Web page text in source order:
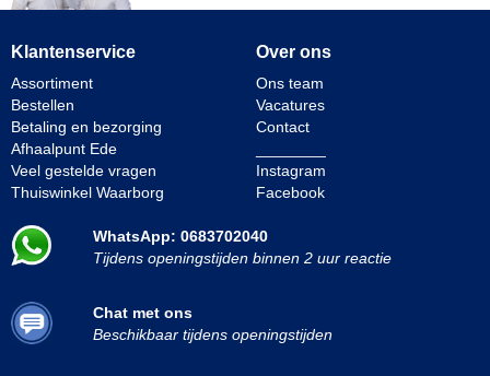
Klantenservice
Assortiment
Bestellen
Betaling en bezorging
Afhaalpunt Ede
Veel gestelde vragen
Thuiswinkel Waarborg
Over ons
Ons team
Vacatures
Contact
Instagram
Facebook
WhatsApp: 0683702040
Tijdens openingstijden binnen 2 uur reactie
Chat met ons
Beschikbaar tijdens openingstijden